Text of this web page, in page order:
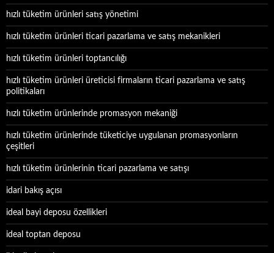
hızlı tüketim ürünleri satış yönetimi
hızlı tüketim ürünleri ticari pazarlama ve satış mekanikleri
hızlı tüketim ürünleri toptancılığı
hızlı tüketim ürünleri üreticisi firmaların ticari pazarlama ve satış
politikaları
hızlı tüketim ürünlerinde promasyon mekaniği
hızlı tüketim ürünlerinde tüketiciye uygulanan promasyonların
çeşitleri
hızlı tüketim ürünlerinin ticari pazarlama ve satışı
idari bakış açısı
ideal bayi deposu özellikleri
ideal toptan deposu